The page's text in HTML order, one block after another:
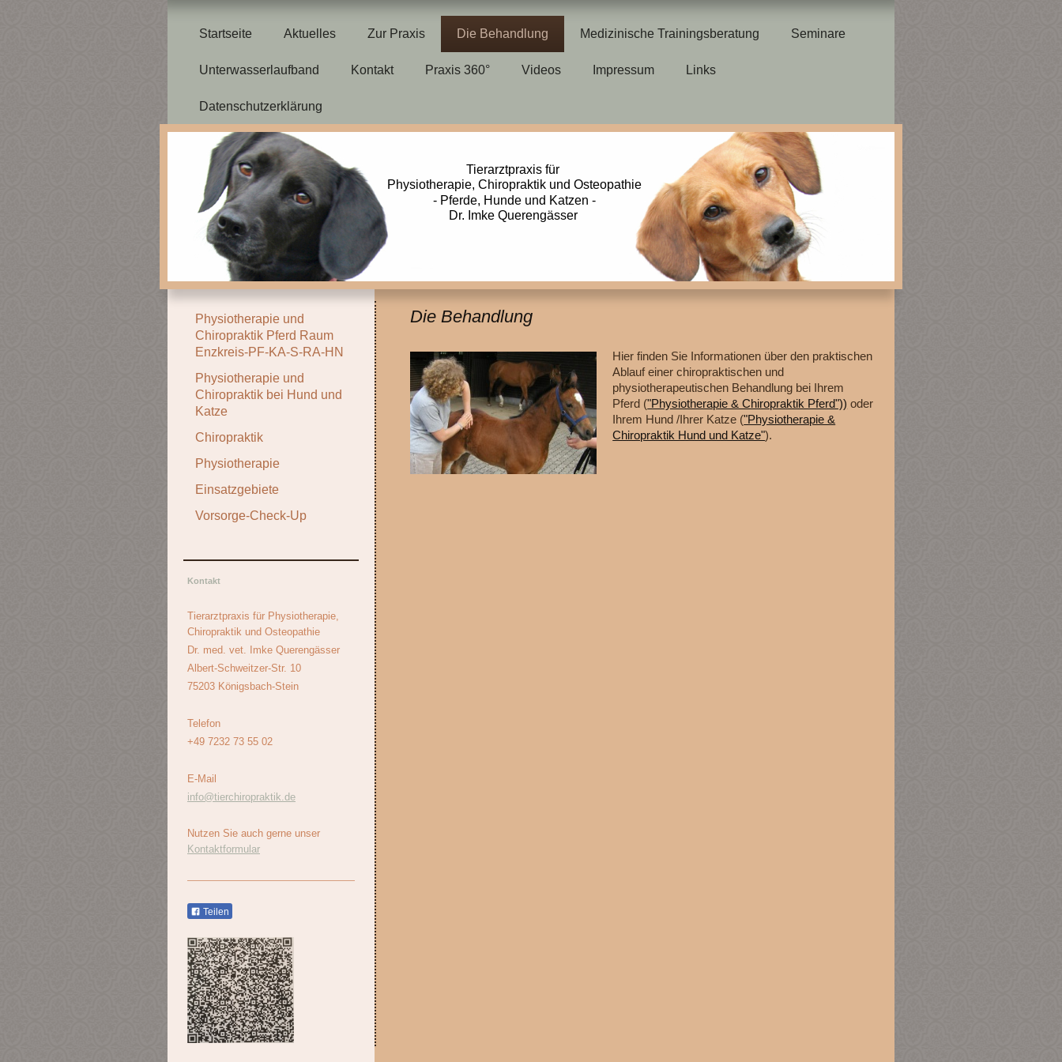
Startseite Aktuelles Zur Praxis Die Behandlung Medizinische Trainingsberatung Seminare
Unterwasserlaufband Kontakt Praxis 360° Videos Impressum Links
Datenschutzerklärung
Tierarztpraxis für
Physiotherapie, Chiropraktik und Osteopathie
- Pferde, Hunde und Katzen -
Dr. Imke Querengässer
Die Behandlung
Hier finden Sie Informationen über den praktischen
Ablauf einer chiropraktischen und
physiotherapeutischen Behandlung bei Ihrem
Pferd ("Physiotherapie & Chiropraktik Pferd")) oder
Ihrem Hund /Ihrer Katze ("Physiotherapie &
Chiropraktik Hund und Katze").
Physiotherapie und
Chiropraktik Pferd Raum
Enzkreis-PF-KA-S-RA-HN
Physiotherapie und
Chiropraktik bei Hund und
Katze
Chiropraktik
Physiotherapie
Einsatzgebiete
Vorsorge-Check-Up
Kontakt
Tierarztpraxis für Physiotherapie,
Chiropraktik und Osteopathie
Dr. med. vet. Imke Querengässer
Albert-Schweitzer-Str. 10
75203 Königsbach-Stein
Telefon
+49 7232 73 55 02
E-Mail
info@tierchiropraktik.de
Nutzen Sie auch gerne unser
Kontaktformular
Teilen